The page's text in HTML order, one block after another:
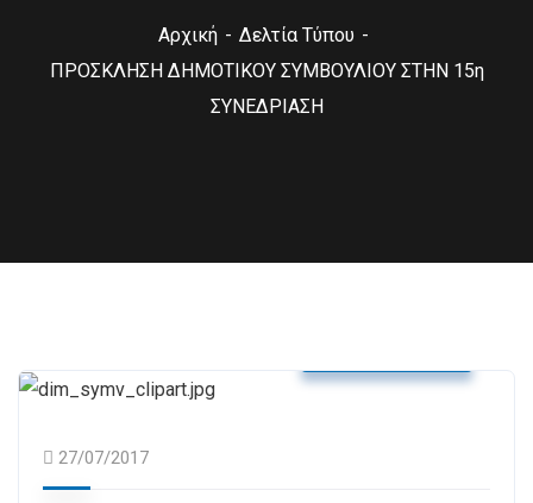
Αρχική
Δελτία Τύπου
ΠΡΟΣΚΛΗΣΗ ΔΗΜΟΤΙΚΟΥ ΣΥΜΒΟΥΛΙΟΥ ΣΤΗΝ 15η
ΣΥΝΕΔΡΙΑΣΗ
27/07/2017